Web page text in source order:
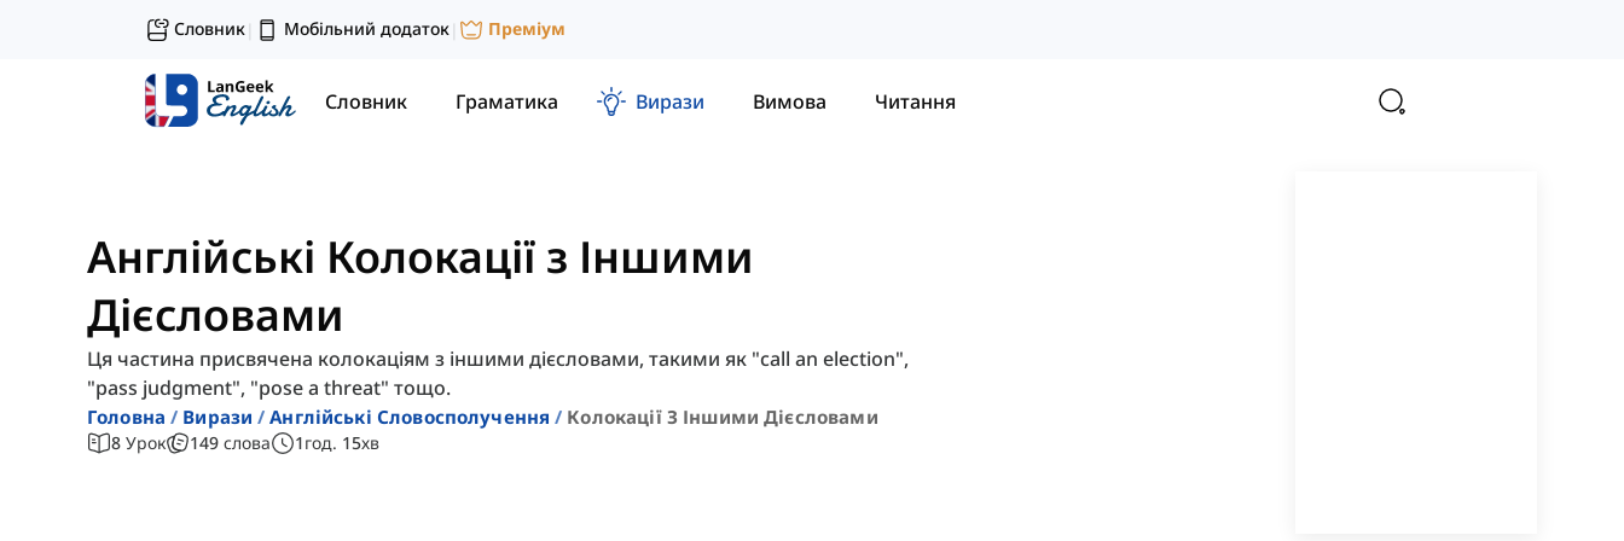
Словник| Мобільний додаток| Преміум
Словник Граматика Вирази Вимова Читання
Англійські Колокації з Іншими
Дієсловами
Ця частина присвячена колокаціям з іншими дієсловами, такими як "call an election",
"pass judgment", "pose a threat" тощо.
Головна Вирази Англійські Словосполучення Колокації З Іншими Дієсловами
8 Урок 149 слова 1год. 15хв